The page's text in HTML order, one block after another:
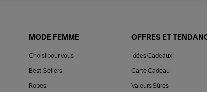
MODE FEMME
Choisi pour vous
Best-Sellers
Robes
OFFRES ET
Idées Cadeaux
Carte Cadeau
Valeurs Sûres